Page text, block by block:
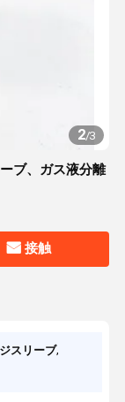
2/3
ブ、ガス液分離
接触
スリーブ,